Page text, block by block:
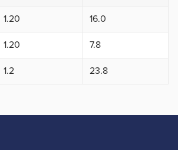
1.20 16.0
1.20 7.8
1.2 23.8